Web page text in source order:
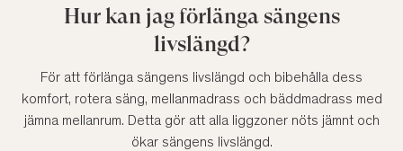
Hur kan jag förlänga sängens
livslängd?
För att förlänga sängens livslängd och bibehålla dess
komfort, rotera säng, mellanmadrass och bäddmadrass med
jämna mellanrum. Detta gör att alla liggzoner nöts jämnt och
ökar sängens livslängd.